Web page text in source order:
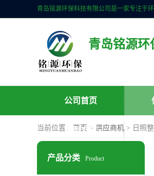
青岛铭源环
公司首页
联系方式
当前位置： 首页 > 供应商机 > 日照
产品分类 Product